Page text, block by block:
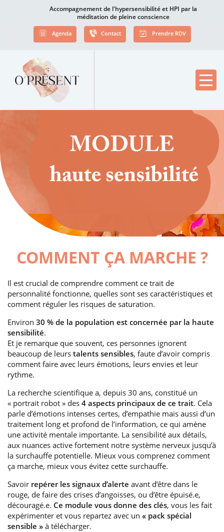
Accompagnement de l'hypersensibilité et HPI par la
méditation de pleine conscience
Agenda Contact Prendre RDV
COMMENT ÇA MARCHE ?
Il est crucial de comprendre comment ce trait de
personnalité fonctionne, quelles sont ses caractéristiques et
comment réguler les risques de saturation.
Environ 30 % de la population est concernée par la haute
sensibilité.
Et je remarque que souvent, ces personnes ignorent
beaucoup de leurs talents sensibles, faute d’avoir compris
comment faire avec leurs émotions, leurs envies et leur
rythme.
La recherche scientifique a, depuis 30 ans, constitué un
« portrait robot » des 4 aspects principaux de ce trait. Cela
parle d’émotions intenses certes, d’empathie mais aussi d’un
traitement long et profond de l’information, ce qui amène
une activité mentale importante. La sensibilité aux détails,
aux nuances active fortement notre système nerveux jusqu’à
la surchauffe potentielle. Mieux vous comprenez comment
ça marche, mieux vous évitez cette surchauffe.
Savoir repérer les signaux d’alerte avant d’être dans le
rouge, de faire des crises d’angoisses, ou d’être épuisé.e,
découragé.e. Ce module vous donne des clés, vous les fait
expérimenter et vous repartez avec un « pack spécial
sensible » à télécharger.